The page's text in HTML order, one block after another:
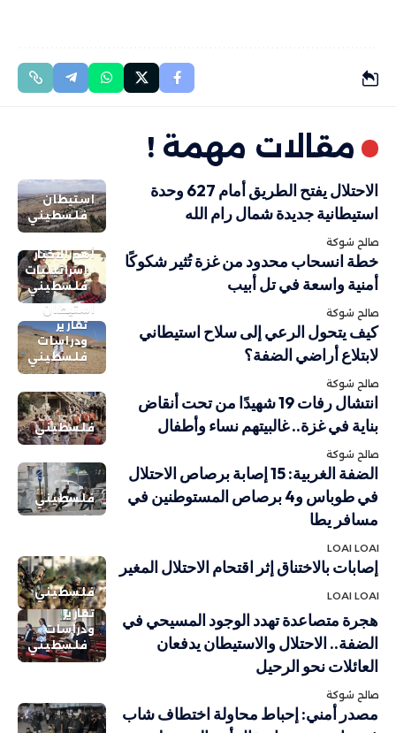
مقالات مهمة !
استيطان
فلسطيني
الاحتلال يفتح الطريق أمام 627 وحدة
استيطانية جديدة شمال رام الله
صالح شوكة
أهم الاخبار
إسرائيليات
فلسطيني
خطة انسحاب محدود من غزة تُثير شكوكًا
أمنية واسعة في تل أبيب
صالح شوكة
استيطان
تقارير
ودراسات
فلسطيني
كيف يتحول الرعي إلى سلاح استيطاني
لابتلاع أراضي الضفة؟
صالح شوكة
فلسطيني
انتشال رفات 19 شهيدًا من تحت أنقاض
بناية في غزة.. غالبيتهم نساء وأطفال
صالح شوكة
فلسطيني
الضفة الغربية: 15 إصابة برصاص الاحتلال
في طوباس و4 برصاص المستوطنين في
مسافر يطا
LOAI LOAI
فلسطيني
إصابات بالاختناق إثر اقتحام الاحتلال المغير
LOAI LOAI
تقارير
ودراسات
فلسطيني
هجرة متصاعدة تهدد الوجود المسيحي في
الضفة.. الاحتلال والاستيطان يدفعان
العائلات نحو الرحيل
صالح شوكة
مصدر أمني: إحباط محاولة اختطاف شاب